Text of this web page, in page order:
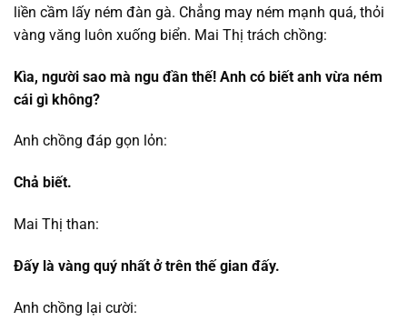
liền cầm lấy ném đàn gà. Chẳng may ném mạnh quá, thỏi
vàng văng luôn xuống biển. Mai Thị trách chồng:
Kìa, người sao mà ngu đần thế! Anh có biết anh vừa ném
cái gì không?
Anh chồng đáp gọn lỏn:
Chả biết.
Mai Thị than:
Đấy là vàng quý nhất ở trên thế gian đấy.
Anh chồng lại cười: